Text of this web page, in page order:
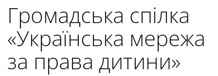
Громадська спілка
«Українська мережа
за права дитини»